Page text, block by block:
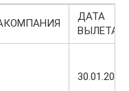
ДАТА
ВЫЛЕТА
30.01.2022